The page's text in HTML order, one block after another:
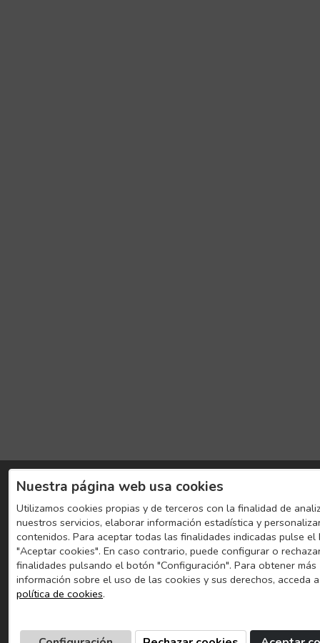
Nuestra página web usa cookies
Utilizamos cookies propias y de terceros con la finalidad de
nuestros servicios, elaborar información estadística y
contenidos. Para aceptar todas las finalidades indicadas pulse
"Aceptar cookies". En caso contrario, puede configurar o
finalidades pulsando el botón "Configuración". Para obtener más
información sobre el uso de las cookies y sus derechos, acceda
política de cookies.